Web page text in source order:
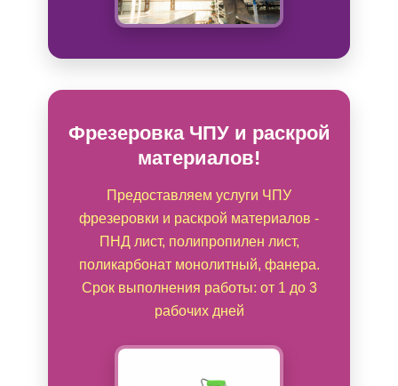
Фрезеровка ЧПУ и раскрой
материалов!
Предоставляем услуги ЧПУ
фрезеровки и раскрой материалов -
ПНД лист, полипропилен лист,
поликарбонат монолитный, фанера.
Срок выполнения работы: от 1 до 3
рабочих дней